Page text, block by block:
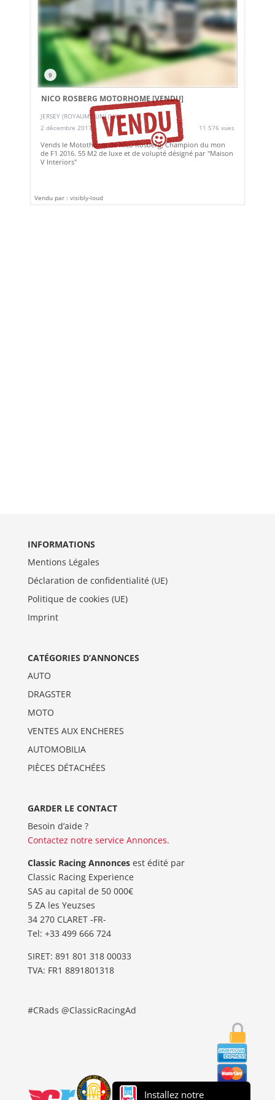
9
NICO ROSBERG MOTORHOME[VENDU]
JERSEY (ROYAUME-UNI (UK))
2 décembre 2017
11 576 vues
Vends le Motothome de Nico Rosberg, Champion du mon
de F1 2016. 55 M2 de luxe et de volupté désigné par "Maison
V Interiors"
Vendu par : visibly-loud
INFORMATIONS
Mentions Légales
Déclaration de confidentialité (UE)
Politique de cookies (UE)
Imprint
CATÉGORIES D’ANNONCES
AUTO
DRAGSTER
MOTO
VENTES AUX ENCHERES
AUTOMOBILIA
PIÈCES DÉTACHÉES
GARDER LE CONTACT
Besoin d’aide ?
Contactez notre service Annonces.
Classic Racing Annoncesest édité par
Classic Racing Experience
SAS au capital de 50 000€
5 ZA les Yeuzses
34 270 CLARET -FR-
Tel: ‭+33 499 666 724‬
SIRET: 891 801 318 00033
TVA: FR1 8891801318
#CRads @ClassicRacingAd
Installez notre